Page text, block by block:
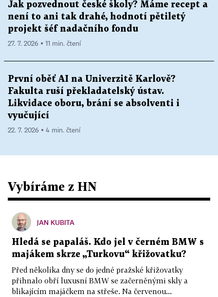
Jak pozvednout české školy? Máme recept a
není to ani tak drahé, hodnotí pětiletý
projekt šéf nadačního fondu
27. 7. 2026 ▪ 11 min. čtení
První oběť AI na Univerzitě Karlově?
Fakulta ruší překladatelský ústav.
Likvidace oboru, brání se absolventi i
vyučující
22. 7. 2026 ▪ 4 min. čtení
Vybíráme z HN
JAN KUBITA
Hledá se papaláš. Kdo jel v černém BMW s
majákem skrze „Turkovu“ křižovatku?
Před několika dny se do jedné pražské křižovatky
přihnalo obří luxusní BMW se začerněnými skly a
blikajícím majáčkem na střeše. Na červenou...